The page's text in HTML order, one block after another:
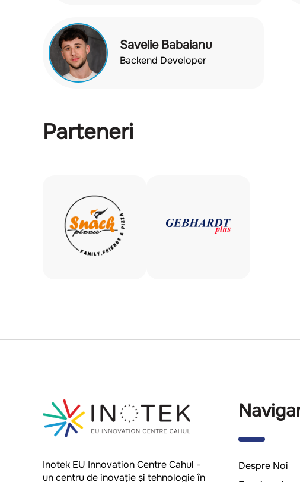
Savelie Babaianu
Backend Developer
Parteneri
Inotek EU Innovation Centre Cahul -
un centru de inovație și tehnologie în
Despre Noi